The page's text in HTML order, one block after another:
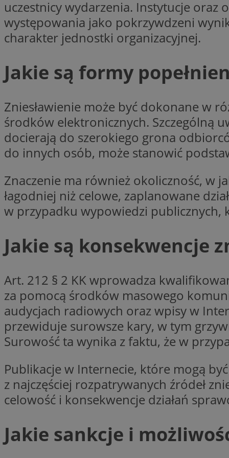
uczestnicy wydarzenia. Instytucje oraz
występowania jako pokrzywdzeni
charakter jednostki organizacyjnej.
Jakie są formy
Zniesławienie może być dokonane w
środków elektronicznych. Szczególną
docierają do szerokiego grona
do innych osób, może stanowić
Znaczenie ma również okoliczność, w
łagodniej niż celowe, zaplanowane
w przypadku wypowiedzi publicznych,
Jakie są konsekwencje
Art. 212 § 2 KK wprowadza
za pomocą środków masowego
audycjach radiowych oraz wpisy w
przewiduje surowsze kary, w tym
Surowość ta wynika z faktu, że w
Publikacje w Internecie, które mogą
z najczęściej rozpatrywanych źródeł
celowość i konsekwencje działań
Jakie sankcje i
SessID
QeSessID
MvSessID
INGRESSCOOKIE
__cf_bm
Nazwa
ustat_gid
_clck
_clsk
Nazwa
__Secure-
ROLLOUT_TOKEN
tuuid
tuuid
OAID
Nazwa
google_push
Nazwa
openstat_gid
__mguid_